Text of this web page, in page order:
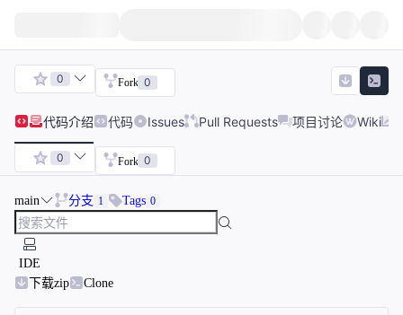
0 Fork 0
代码介绍 代码 Issues Pull Requests 项目讨论 Wiki
0 Fork 0
main 分支 1 Tags 0
IDE
下载zip
Clone